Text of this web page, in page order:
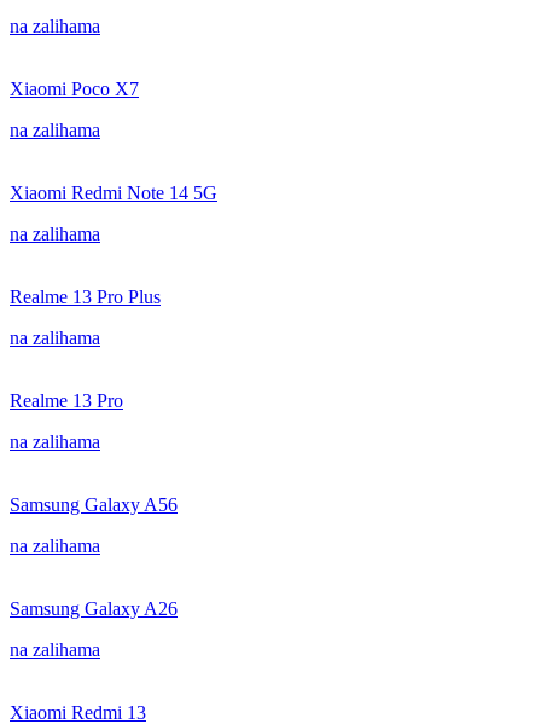
na zalihama
Xiaomi Poco X7
na zalihama
Xiaomi Redmi Note 14 5G
na zalihama
Realme 13 Pro Plus
na zalihama
Realme 13 Pro
na zalihama
Samsung Galaxy A56
na zalihama
Samsung Galaxy A26
na zalihama
Xiaomi Redmi 13